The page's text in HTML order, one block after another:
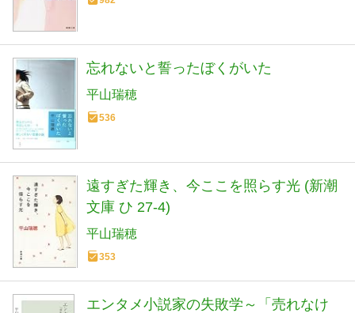
忘れないと誓ったぼくがいた
平山瑞穂
536
遠すぎた輝き、今ここを照らす光 (新潮
文庫 ひ 27-4)
平山瑞穂
353
エンタメ小説家の失敗学～「売れなけ